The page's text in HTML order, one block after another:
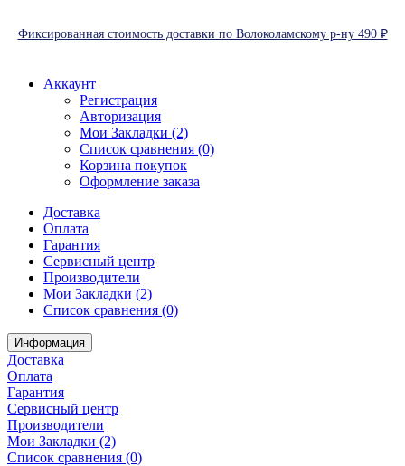
Фиксированная стоимость доставки по Волоколамскому р-ну 490 ₽
Аккаунт
Регистрация
Авторизация
Мои Закладки (2)
Список сравнения (0)
Корзина покупок
Оформление заказа
Доставка
Оплата
Гарантия
Сервисный центр
Производители
Мои Закладки (2)
Список сравнения (0)
Информация
Доставка
Оплата
Гарантия
Сервисный центр
Производители
Мои Закладки (2)
Список сравнения (0)